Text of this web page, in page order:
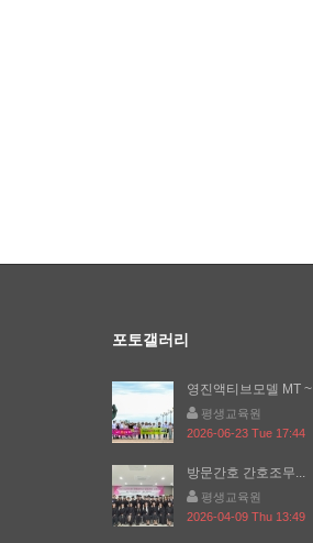
포토갤러리
영진액티브모델 MT ~
평생교육원
2026-06-23 Tue 17:44
방문간호 간호조무...
평생교육원
2026-04-09 Thu 13:49